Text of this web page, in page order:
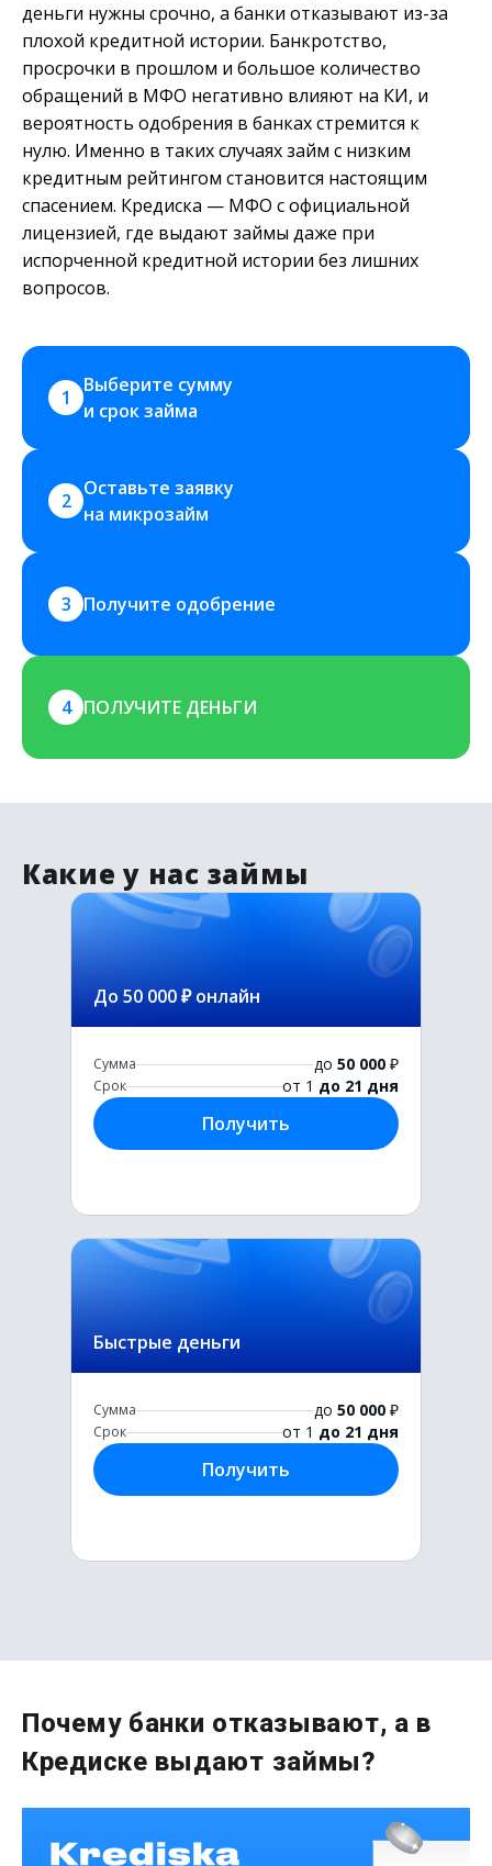
деньги нужны срочно, а банки отказывают из-за
плохой кредитной истории. Банкротство,
просрочки в прошлом и большое количество
обращений в МФО негативно влияют на КИ, и
вероятность одобрения в банках стремится к
нулю. Именно в таких случаях займ с низким
кредитным рейтингом становится настоящим
спасением. Кредиска — МФО с официальной
лицензией, где выдают займы даже при
испорченной кредитной истории без лишних
вопросов.
1
Выберите сумму
и срок займа
2
Оставьте заявку
на микрозайм
3 Получите одобрение
4 ПОЛУЧИТЕ ДЕНЬГИ
Какие у нас займы
До 50 000 ₽ онлайн
Сумма до 50 000 ₽
Срок от 1 до 21 дня
Получить
Быстрые деньги
Сумма до 50 000 ₽
Срок от 1 до 21 дня
Получить
Сумма до50 000
от 1до 21 дня
Получить
Почему банки отказывают, а в
Кредиске выдают займы?